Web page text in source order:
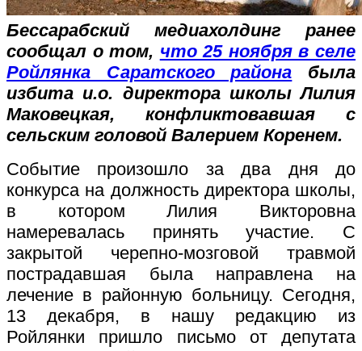
Бессарабский медиахолдинг ранее
сообщал о том, что 25 ноября в селе
Ройлянка Саратского района была
избита и.о. директора школы Лилия
Маковецкая, конфликтовавшая с
сельским головой Валерием Коренем.
Событие произошло за два дня до
конкурса на должность директора школы,
в котором Лилия Викторовна
намеревалась принять участие. С
закрытой черепно-мозговой травмой
пострадавшая была направлена на
лечение в районную больницу. Сегодня,
13 декабря, в нашу редакцию из
Ройлянки пришло письмо от депутата